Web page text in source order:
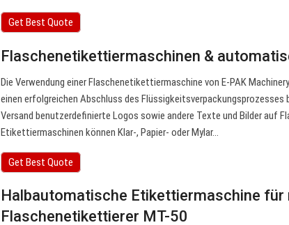
Get Best Quote
Flaschenetikettiermaschinen &
Die Verwendung einer Flaschenetikettiermaschine von E-PAK
einen erfolgreichen Abschluss des
Versand benutzerdefinierte Logos sowie andere Texte und Bilder auf
Etikettiermaschinen können Klar-, Papier- oder Mylar…
Get Best Quote
Halbautomatische Etikettiermaschine für
Flaschenetikettierer MT-50